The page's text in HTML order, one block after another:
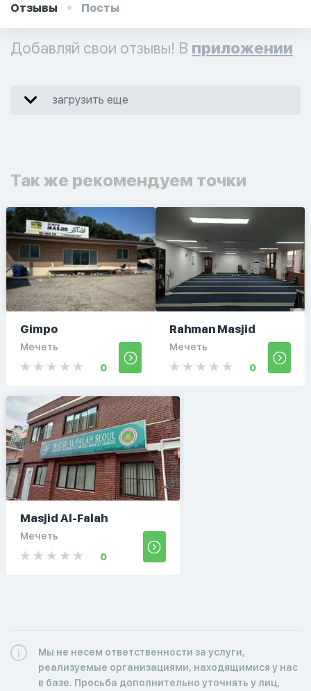
Отзывы Посты
Добавляй свои отзывы! В приложении
загрузить еще
Так же рекомендуем точки
Gimpo
Мечеть
0
Rahman Masjid
Мечеть
0
Masjid Al-Falah
Мечеть
0
Мы не несем ответственности за услуги,
реализуемые организациями, находящимися у нас
в базе. Просьба дополнительно уточнять у лиц,